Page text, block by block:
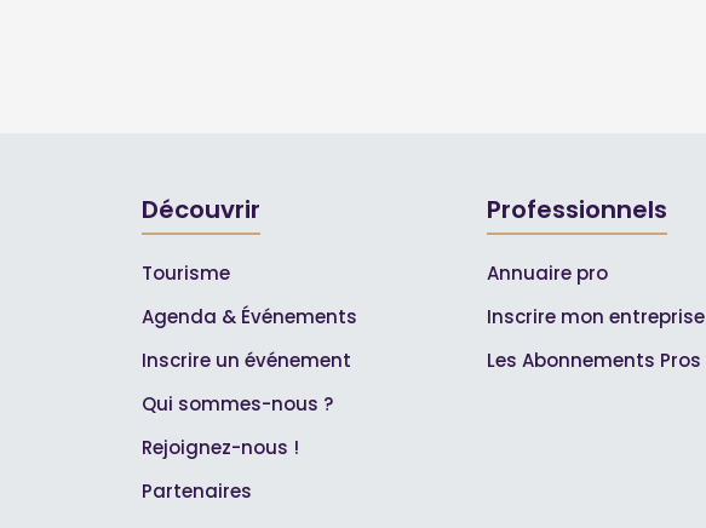
Découvrir
Tourisme
Agenda & Événements
Inscrire un événement
Qui sommes-nous ?
Rejoignez-nous !
Partenaires
Professionnels
Annuaire pro
Inscrire mon entreprise
Les Abonnements Pros